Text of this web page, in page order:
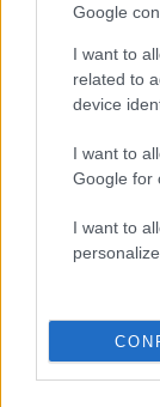
Google
I want to
related to
device
I want to
Google for
I want to
Αν τα χάσατε